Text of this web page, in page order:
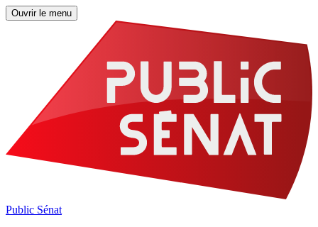
Ouvrir le menu
Public Sénat